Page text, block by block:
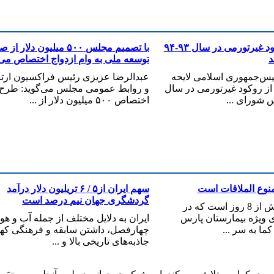
با تصمیم مجلس ۵۰۰ میلیون
توسعه ملی به وام ازدواج اختصاص
عبدالرضا عزيزی رئيس فراکسيون
و روابط عمومی مجلس می‌گوید: طرح
اختصاص ۵۰۰ میلیون دلار از ...
لایجه خروج از رکود غیرتورمی در سال ۹۳-۹۴
اسلامی لایحه
روکود غیرتورمی در سال
سهم ایران از۵ / ۶ تریلیون دلار درآمد
گردشگری جهان نیم درصد است
ایران به دلایل مختلف از جمله آب و
چهارفصل، داشتن سابقه و فرهنگی
جاذبه‌های تاریخی بالا و ...
الملاقات است
سیمین بهبهانی بیش از 8 روز است که در
بیمارستان پارس
به سر ...